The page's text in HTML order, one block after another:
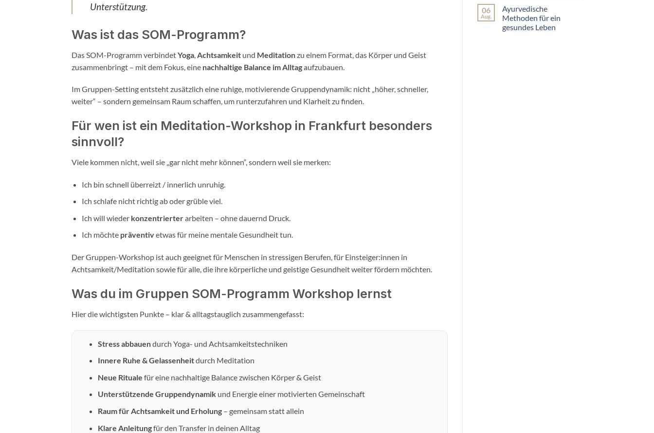
Unterstützung.
Was ist das SOM-Programm?
Das SOM-Programm verbindetYoga Achtsamkeit und Meditationzu einem Format, das Körper und Geist
zusammenbringt – mit dem Fokus, eine nachhaltige Balance im Alltagaufzubauen.
Im Gruppen-Setting entsteht zusätzlich eine ruhige, motivierende Gruppendynamik: nicht „höher, schneller,
weiter“ – sondern gemeinsam Raum schaffen, um runterzufahren und Klarheit zu finden.
Für wen ist ein Meditation-Workshop in Frankfurt besonders
sinnvoll?
Viele kommen nicht, weil sie „gar nicht mehr können“, sondern weil sie merken:
Ich bin schnell überreizt / innerlich unruhig.
Ich schlafe nicht richtig ab oder grüble viel.
Ich will wieder konzentrierterarbeiten – ohne dauernd Druck.
Ich möchte präventivetwas für meine mentale Gesundheit tun.
Der Gruppen-Workshop ist auch geeignet für Menschen in stressigen Berufen, für Einsteiger:innen in
Achtsamkeit/Meditation sowie für alle, die ihre körperliche und geistige Gesundheit weiter fördern möchten.
Was du im Gruppen SOM-Programm Workshop lernst
Hier die wichtigsten Punkte – klar & alltagstauglich zusammengefasst:
Stress abbauendurch Yoga- und Achtsamkeitstechniken
Innere Ruhe & Gelassenheitdurch Meditation
Neue Rituale für eine nachhaltige Balance zwischen Körper & Geist
Unterstützende Gruppendynamikund Energie einer motivierten Gemeinschaft
Raum für Achtsamkeit und Erholung– gemeinsam statt allein
Klare Anleitungfür den Transfer in deinen Alltag
zu
Das
SOM-
Programm
06
Aug.
Ayurvedische
Methoden für ein
gesundes Leben